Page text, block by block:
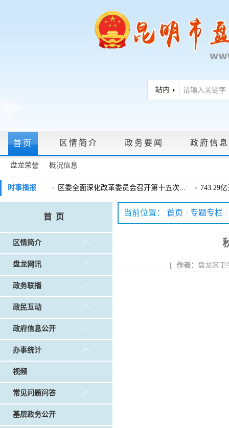
首页 区情简介 政务要闻 政府信
盘龙荣誉 概况信息
政府信息公开指南 | 政府信息公开制度 | 政策文件 法定主动公
常见问题问答
调查征集 做好“六稳”工作 落实“六保”任务
时事播报 区委全面深化改革委员会召开第十五次... 743.29
戴惠明调研辖区汽车企业 戴惠明
盘龙区委2026年度巡察工作会暨十三届...
戴惠明
首 页
区情简介
盘龙网讯
政务联播
政民互动
政府信息公开
办事统计
视频
常见问题问答
基层政务公开
当前位置： 首页 / 专题专栏 /
[ 作者： 盘龙区卫